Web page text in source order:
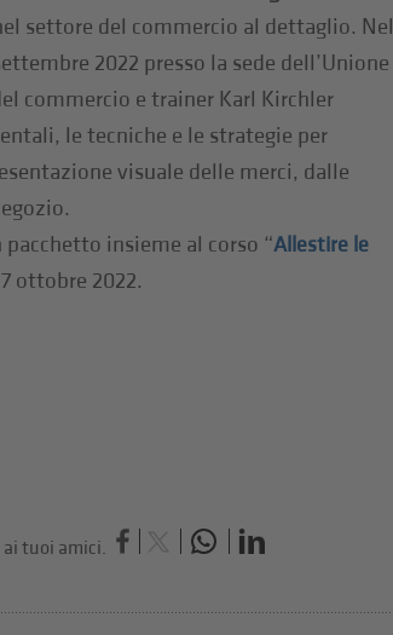
settore del commercio al dettaglio. Nel
2022 presso la sede dell’Unione
commercio e trainer Karl Kirchler
le tecniche e le strategie per
visuale delle merci, dalle
insieme al corso “Allestire le
ottobre 2022.
ai tuoi amici.